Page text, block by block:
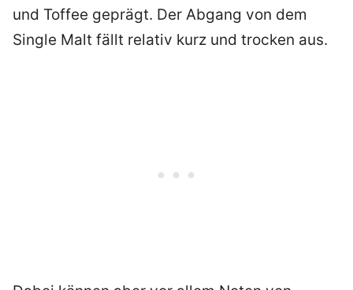
und Toffee geprägt. Der Abgang von dem
Single Malt fällt relativ kurz und trocken aus.